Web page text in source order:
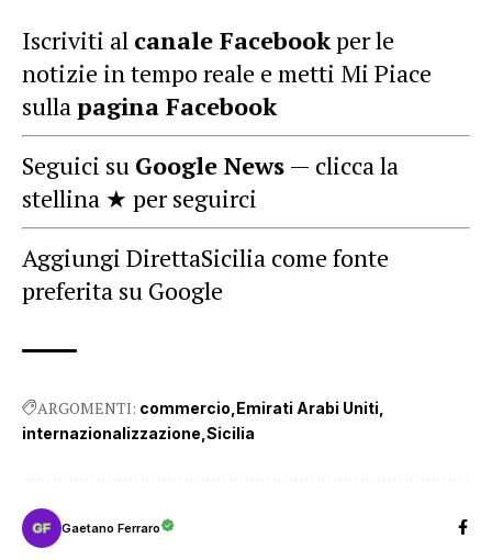
Iscriviti al canale Facebookper le
notizie in tempo reale e metti Mi Piace
sullapagina Facebook
Seguici su Google News — clicca la
stellina ★ per seguirci
Aggiungi DirettaSicilia come fonte
preferita su Google
ARGOMENTI: commercio Emirati Arabi Uniti
internazionalizzazione Sicilia
Gaetano Ferraro